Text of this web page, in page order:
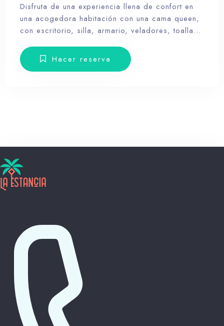
Disfruta de una experiencia llena de confort en
una acogedora habitación con una cama queen,
con escritorio, silla, armario, veladores, toallas,
terraza. Hacer reserva